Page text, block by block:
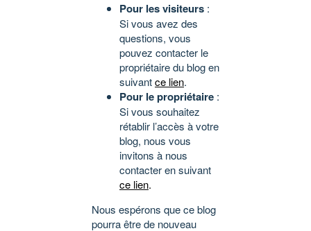
Pour les visiteurs :
Si vous avez des
questions, vous
pouvez contacter le
propriétaire du blog en
suivantce lien.
Pour le propriétaire :
Si vous souhaitez
rétablir l’accès à votre
blog, nous vous
invitons à nous
contacter en suivant
ce lien.
Nous espérons que ce blog
pourra être de nouveau